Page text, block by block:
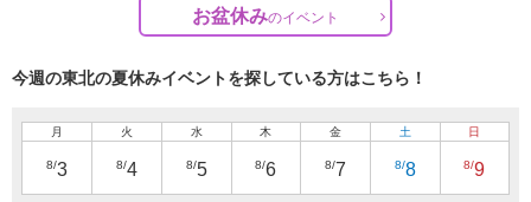
お盆休みのイベント
今週の東北の夏休みイベントを探している方はこちら！
月
8/3
火
8/4
水
8/5
木
8/6
金
8/7
土
8/8
日
8/9